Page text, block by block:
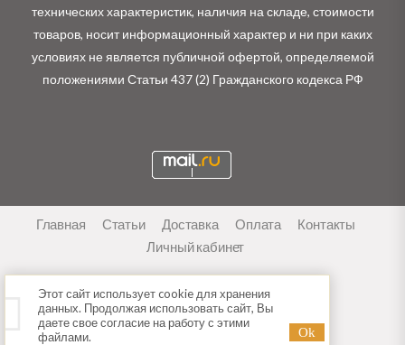
технических характеристик, наличия на складе, стоимости
товаров, носит информационный характер и ни при каких
условиях не является публичной офертой, определяемой
положениями Статьи 437 (2) Гражданского кодекса РФ
Главная Статьи Доставка Оплата
Контакты
Личный кабинет
Этот сайт использует cookie для хранения
данных. Продолжая использовать сайт, Вы
даете свое согласие на работу с этими
файлами.